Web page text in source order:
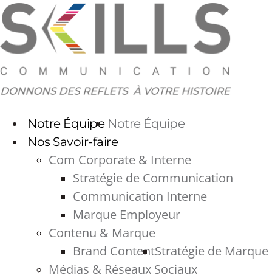
Aller
au
contenu
Notre Équipe
Nos Savoir-faire
Com Corporate & Interne
Stratégie de Communication
Communication Interne
Marque Employeur
Contenu & Marque
Brand ContentStratégie de Marque
Médias & Réseaux Sociaux
Notre Équipe